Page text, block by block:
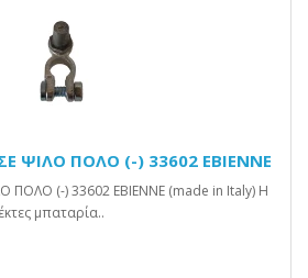
ΨΙΛΟ ΠΟΛΟ (-) 33602 EBIENNE
ΠΟΛΟ (-) 33602 EBIENNE (made in Italy) Η
μπαταρία..